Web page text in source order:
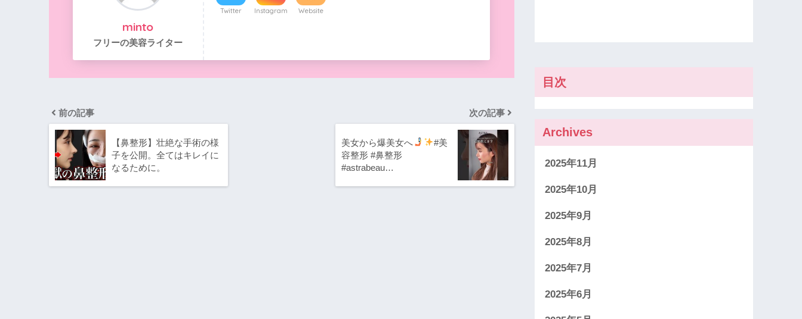
minto
フリーの美容ライター
Twitter Instagram Website
前の記事
【鼻整形】壮絶な手術の様
子を公開。全てはキレイに
なるために。
次の記事
美女から爆美女へ
#美
容整形 #鼻整形
#astrabeau…
目次
Archives
2025年11月
2025年10月
2025年9月
2025年8月
2025年7月
2025年6月